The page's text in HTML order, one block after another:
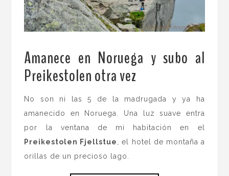
Amanece en Noruega y subo al
Preikestolen otra vez
No son ni las 5 de la madrugada y ya ha
amanecido en Noruega. Una luz suave entra
por la ventana de mi habitación en el
Preikestolen Fjellstue, el hotel de montaña a
orillas de un precioso lago.